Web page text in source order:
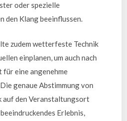
oder spezielle
den Klang beeinflussen.
zudem wetterfeste Technik
einplanen, um auch nach
für eine angenehme
genaue Abstimmung von
auf den Veranstaltungsort
Erlebnis,